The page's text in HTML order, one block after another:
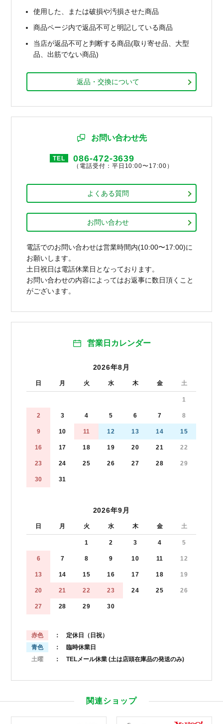
使用した、または破損や汚損させた商品
商品ページ内で返品不可と明記している商品
当店が返品不可と判断する商品(取り寄せ品、大型
品、出筋でない商品)
返品・交換について
お問い合わせ先
TEL 086-472-3639
（電話受付：平日10:00〜17:00）
よくある質問
お問い合わせ
電話でのお問い合わせは営業時間内(10:00〜17:00)に
お願いします。
土日祝日は電話休業日となっております。
お問い合わせの内容によってはお返事に数日頂くこと
がございます。
営業日カレンダー
2026年8月
日 月 火 水 木 金 土
1
2 3 4 5 6 7 8
9 10 11 12 13 14 15
16 17 18 19 20 21 22
23 24 25 26 27 28 29
30 31
2026年9月
日 月 火 水 木 金 土
1 2 3 4 5
6 7 8 9 10 11 12
13 14 15 16 17 18 19
20 21 22 23 24 25 26
27 28 29 30
赤色
： 定休日（日祝）
青色
： 臨時休業日
土曜
： TELメール休業 (土は店頭在庫品の発送のみ)
関連ショップ